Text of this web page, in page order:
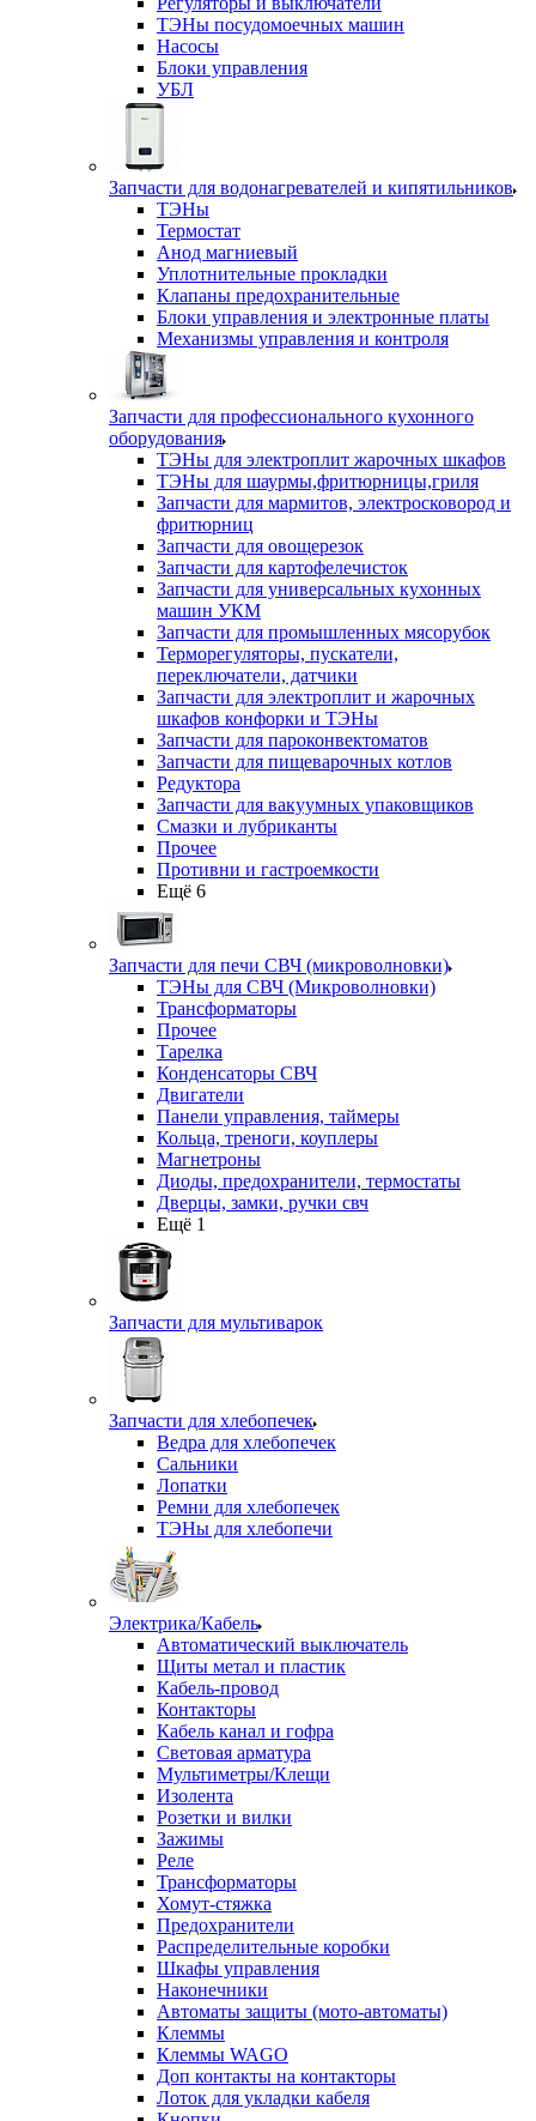
ТЭНы посудомоечных машин
Насосы
Блоки управления
УБЛ
Запчасти для водонагревателей и кипятильников
ТЭНы
Термостат
Анод магниевый
Уплотнительные прокладки
Клапаны предохранительные
Блоки управления и электронные платы
Механизмы управления и контроля
Запчасти для профессионального кухонного
оборудования
ТЭНы для электроплит жарочных шкафов
ТЭНы для шаурмы,фритюрницы,гриля
Запчасти для мармитов, электросковород и
фритюрниц
Запчасти для овощерезок
Запчасти для картофелечисток
Запчасти для универсальных кухонных
машин УКМ
Запчасти для промышленных мясорубок
Терморегуляторы, пускатели,
переключатели, датчики
Запчасти для электроплит и жарочных
шкафов конфорки и ТЭНы
Запчасти для пароконвектоматов
Запчасти для пищеварочных котлов
Редуктора
Запчасти для вакуумных упаковщиков
Смазки и лубриканты
Прочее
Противни и гастроемкости
Ещё 6
Запчасти для печи СВЧ (микроволновки)
ТЭНы для СВЧ (Микроволновки)
Трансформаторы
Прочее
Тарелка
Конденсаторы СВЧ
Двигатели
Панели управления, таймеры
Кольца, треноги, коуплеры
Магнетроны
Диоды, предохранители, термостаты
Дверцы, замки, ручки свч
Ещё 1
Запчасти для мультиварок
Запчасти для хлебопечек
Ведра для хлебопечек
Сальники
Лопатки
Ремни для хлебопечек
ТЭНы для хлебопечи
Электрика/Кабель
Автоматический выключатель
Щиты метал и пластик
Кабель-провод
Контакторы
Кабель канал и гофра
Световая арматура
Мультиметры/Клещи
Изолента
Розетки и вилки
Зажимы
Реле
Трансформаторы
Хомут-стяжка
Предохранители
Распределительные коробки
Шкафы управления
Наконечники
Автоматы защиты (мото-автоматы)
Клеммы
Клеммы WAGO
Доп контакты на контакторы
Лоток для укладки кабеля